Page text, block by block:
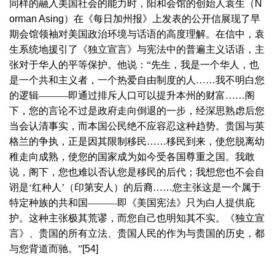
同样的融入美国社会的能力时，阳和会馆的创始人袁生（ N
orman Asing）在《每日加州报》上发表的公开信展现了早
期会馆领袖对美国政治环境与话语的高度理解。在信中，袁
生系统地援引了《独立宣言》与宪法中的普遍主义话语，主
张对于华人的平等保护。他说：“先生，我是一个华人，也
是一个共和主义者，一个热爱自由制度的人……我不明白您
的逻辑———即通过排斥人口可以提升本州的财富……阁
下，您的言论不过是政府走向倒退的一步，经深思熟虑后您
当会认清事实，而本国公民绝不应容忍这种趋势。贵国与英
格兰的争执，正是因其限制移民……移民到来，使您脱离幼
稚走向成熟，使您的国家成为如今受各国尊重之国。我敢
说，阁下，您也难以否认您是移民的后代；我想您也不会自
诩是‘红种人’（印第安人）的后裔……您主张这是一个属于
特定种族的共和国———即《美国宪法》只为白人提供庇
护。这种主张极其荒谬，而您自己也明知其不实。《独立宣
言》、贵国的所有立法、贵国人民的作为与贵国的历史，都
与您背道而驰。”[54]